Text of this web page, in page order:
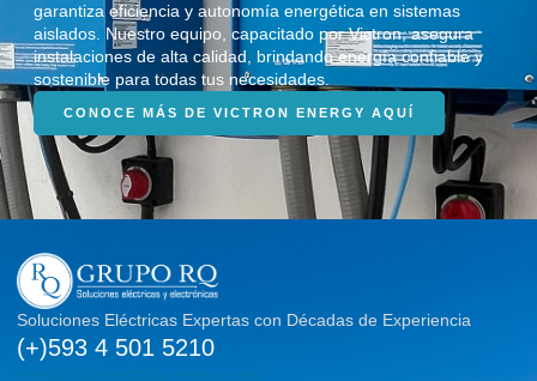
garantiza eficiencia y autonomía energética en sistemas
aislados. Nuestro equipo, capacitado por Victron, asegura
instalaciones de alta calidad, brindando energía confiable y
sostenible para todas tus necesidades.
CONOCE MÁS DE VICTRON ENERGY AQUÍ
Soluciones Eléctricas Expertas con Décadas de Experiencia
(+)593 4 501 5210